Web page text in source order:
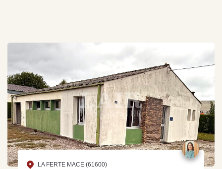
LA FERTE MACE (61600)